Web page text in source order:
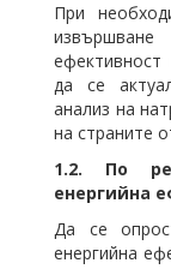
При
да се
анализ на
на страните
1.2. По
енергийна
Да се
енергийна